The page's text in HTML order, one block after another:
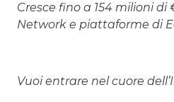
Cresce fino a 154 milioni
Network e piattaforme di
Vuoi entrare nel cuore